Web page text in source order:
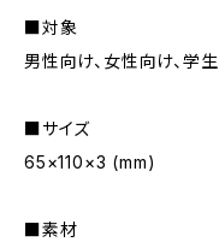
■対象
男性向け、女性向け、学
■サイズ
65×110×3 (mm)
■素材